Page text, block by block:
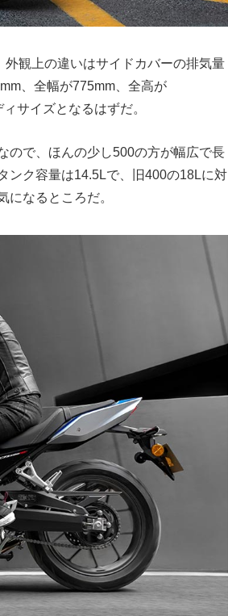
観上の違いはサイドカバーの排気量
、全幅が775mm、全高が
サイズとなるはずだ。
ので、ほんの少し500の方が幅広で長
ンク容量は14.5Lで、旧400の18Lに対
になるところだ。